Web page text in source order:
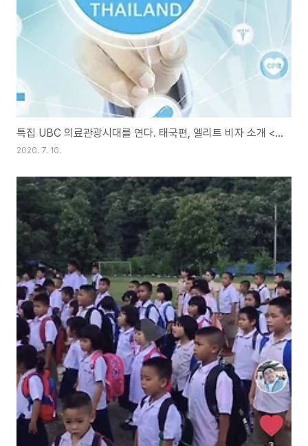
특집 UBC 의료관광시대를 연다. 태국편, 엘리트 비자 소개 <조니타이>
2020. 7. 10.